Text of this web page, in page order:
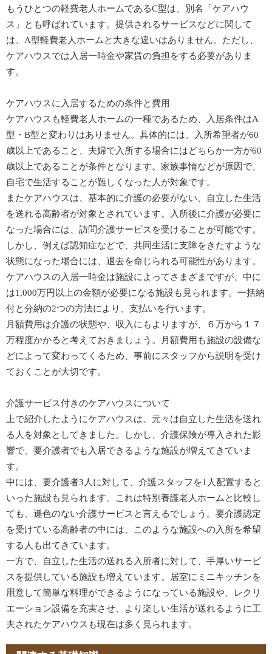
もうひとつの軽費老人ホームであるC型は、別名「ケアハウ
ス」とも呼ばれています。提供されるサービスなどに関して
は、A型軽費老人ホームと大きな違いはありません。ただし、
ケアハウスでは入居一時金や家賃の負担をする必要がありま
す。
ケアハウスに入居するための条件と費用
ケアハウスも軽費老人ホームの一種であるため、入居条件はA
型・B型と変わりはありません。具体的には、入所希望者が60
歳以上であること、夫婦で入所する場合にはどちらか一方が60
歳以上であることが条件となります。家族事情などが原因で、
自宅で生活することが難しくなった人が対象です。
またケアハウスは、基本的に介護の必要がない、自立した生活
を送れる高齢者が対象とされています。入所後に介護が必要に
なった場合には、訪問介護サービスを受けることが可能です。
しかし、例えば認知症などで、共同生活に支障をきたすような
状態になった場合には、退去を命じられる可能性があります。
ケアハウスの入居一時金は施設によってさまざまですが、中に
は1,000万円以上の金額が必要になる施設も見られます。一括納
付と分納の2つの方法により、支払いを行います。
月額費用は介護の状態や、収入にもよりますが、６万から１７
万程度かかると考えておきましょう。月額費用も施設の設備な
どによって変わってくるため、事前にスタッフから説明を受け
ておくことが大切です。
介護サービス付きのケアハウスについて
上で紹介したようにケアハウスは、元々は自立した生活を送れ
る人を対象としてきました。しかし、介護保険が導入された影
響で、要介護者でも入居できるような施設が増えてきていま
す。
中には、要介護者3人に対して、介護スタッフを1人配置すると
いった施設も見られます。これは特別養護老人ホームと比較し
ても、遜色のない介護サービスと言えるでしょう。要介護認定
を受けている高齢者の中には、このような施設への入所を希望
する人も出てきています。
一方で、自立した生活の送れる入所者に対して、手厚いサービ
スを提供している施設も増えています。居室にミニキッチンを
用意して簡単な料理ができるようになっている施設や、レクリ
エーション設備を充実させ、より楽しい生活が送れるように工
夫されたケアハウスも現在は多く見られます。